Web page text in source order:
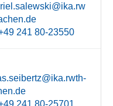
241 80-23550